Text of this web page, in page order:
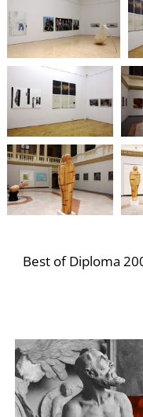
Best of Diploma